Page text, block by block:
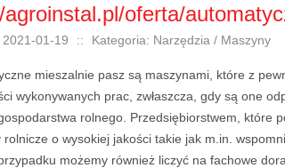
oferta/
01-19 :: Kategoria: Narzędzia / Maszyny
mieszalnie pasz są maszynami, które z
wykonywanych prac, zwłaszcza, gdy są one
rolnego. Przedsiębiorstwem, które
rolnicze o wysokiej jakości takie jak m.in.
możemy również liczyć na fachowe